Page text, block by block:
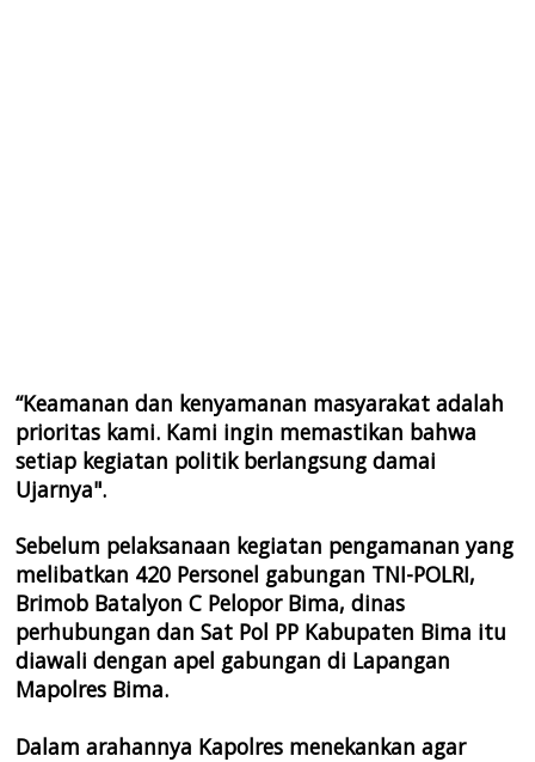
“Keamanan dan kenyamanan masyarakat adalah
prioritas kami. Kami ingin memastikan bahwa
setiap kegiatan politik berlangsung damai
Ujarnya".
Sebelum pelaksanaan kegiatan pengamanan yang
melibatkan 420 Personel gabungan TNI-POLRI,
Brimob Batalyon C Pelopor Bima, dinas
perhubungan dan Sat Pol PP Kabupaten Bima itu
diawali dengan apel gabungan di Lapangan
Mapolres Bima.
Dalam arahannya Kapolres menekankan agar